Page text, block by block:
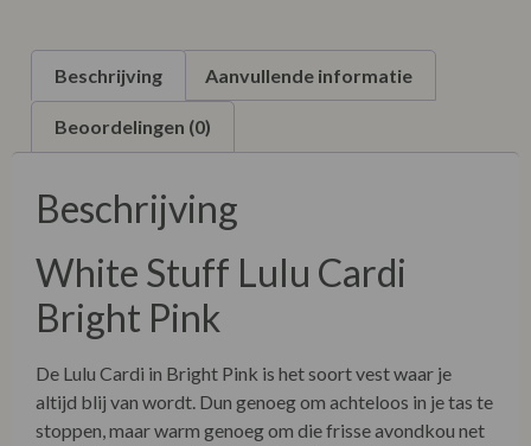
Beschrijving Aanvullende informatie
Beoordelingen (0)
Beschrijving
White Stuff Lulu Cardi
Bright Pink
De Lulu Cardi in Bright Pink is het soort vest waar je
altijd blij van wordt. Dun genoeg om achteloos in je tas te
stoppen, maar warm genoeg om die frisse avondkou net